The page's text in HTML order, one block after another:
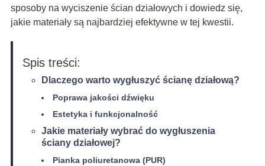
sposoby na wyciszenie ścian działowych i dowiedz się,
jakie materiały są najbardziej efektywne w tej kwestii.
Spis treści:
Dlaczego warto wygłuszyć ścianę działową?
Poprawa jakości dźwięku
Estetyka i funkcjonalność
Jakie materiały wybrać do wygłuszenia
ściany działowej?
Pianka poliuretanowa (PUR)